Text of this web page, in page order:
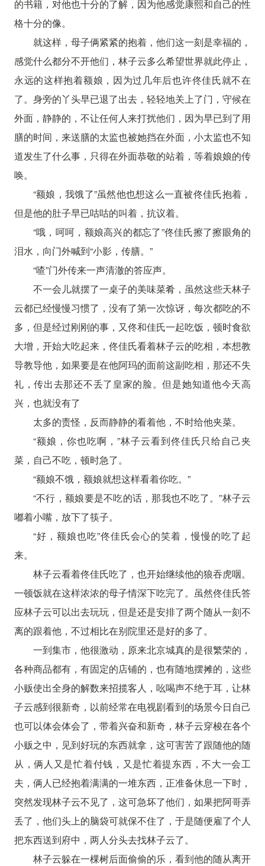
的书籍，对他也十分的了解，因为他感觉康熙和自己的性
格十分的像。
就这样，母子俩紧紧的抱着，他们这一刻是幸福的，
感觉什么都分不开他们，林子云多么希望世界就此停止，
永远的这样抱着额娘，因为过几年后也许佟佳氏就不在
了。身旁的丫头早已退了出去，轻轻地关上了门，守候在
外面，静静的，不让任何人来打扰他们，因为早已到了用
膳的时间，来送膳的太监也被她挡在外面，小太监也不知
道发生了什么事，只得在外面恭敬的站着，等着娘娘的传
唤。
“额娘，我饿了”虽然他也想这么一直被佟佳氏抱着，
但是他的肚子早已咕咕的叫着，抗议着。
“哦，呵呵，额娘高兴的都忘了”佟佳氏擦了擦眼角的
泪水，向门外喊到“小影，传膳。”
“喳”门外传来一声清澈的答应声。
不一会儿就摆了一桌子的美味菜肴，虽然这些天林子
云都已经慢慢习惯了，没有了第一次惊讶，每次都吃的不
多，但是经过刚刚的事，又佟和佳氏一起吃饭，顿时食欲
大增，开始大吃起来，佟佳氏看着林子云的吃相，本想教
导教导他，如果要是在他阿玛的面前这副吃相，那还不失
礼，传出去那还不丢了皇家的脸。但是她知道他今天高
兴，也就没有了
太多的责怪，反而静静的看着他，不时给他夹菜。
“额娘，你也吃啊，”林子云看到佟佳氏只给自己夹
菜，自己不吃，顿时急了。
“额娘不饿，额娘就想这样看着你吃。”
“不行，额娘要是不吃的话，那我也不吃了。”林子云
嘟着小嘴，放下了筷子。
“好，额娘也吃”佟佳氏会心的笑着，慢慢的吃了起
来。
林子云看着佟佳氏吃了，也开始继续他的狼吞虎咽。
一顿饭就在这样浓浓的母子情深下吃完了。虽然佟佳氏答
应林子云可以出去玩玩，但是还是安排了两个随从一刻不
离的跟着他，不过相比在别院里还是好的多了。
一到集市，他很激动，原来北京城真的是很繁荣的，
各种商品都有，有固定的店铺的，也有随地摆摊的，这些
小贩使出全身的解数来招揽客人，吆喝声不绝于耳，让林
子云感到很新奇，以前经常在电视剧看到的场景今日自己
也可以体会体会了，带着兴奋和新奇，林子云穿梭在各个
小贩之中，见到好玩的东西就拿，这可害苦了跟随他的随
从，俩人又是忙着付钱，又是忙着提东西，不大一会工
夫，俩人已经抱着满满的一堆东西，正准备休息一下时，
突然发现林子云不见了，这可急坏了他们，如果把阿哥弄
丢了，他们头上的脑袋可就保不住了，于是随便雇了个人
把东西送到府中，两人分头去找林子云了。
林子云躲在一棵树后面偷偷的乐，看到他的随从离开